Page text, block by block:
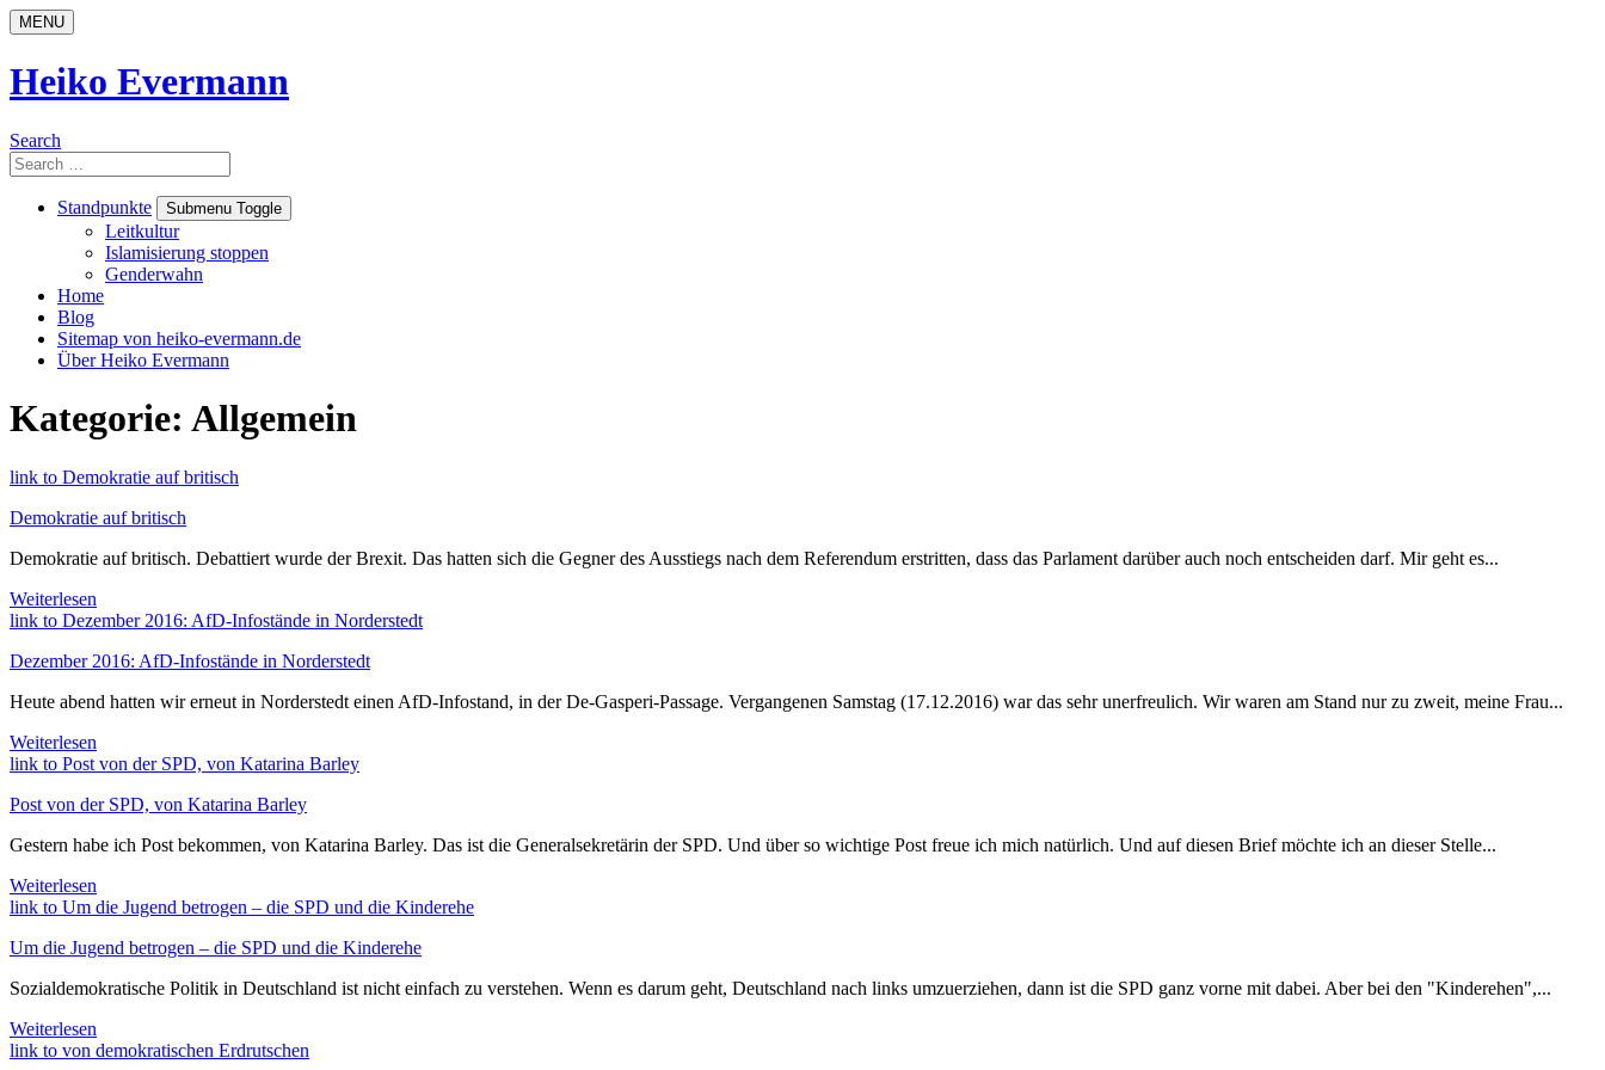
Skip
to
MENU
Heiko Evermann
Search
Search
for:
Standpunkte
Submenu Toggle
Leitkultur
Islamisierung stoppen
Genderwahn
Home
Blog
Sitemap von heiko-evermann.de
Über Heiko Evermann
Kategorie: Allgemein
link to Demokratie auf britisch
Demokratie auf britisch
Demokratie auf britisch. Debattiert wurde der Brexit. Das hatten sich die Gegner des Ausstiegs nach dem Referendum erstritten, dass das Parlament darüber auch noch entscheiden darf. Mir geht es...
Weiterlesen
link to Dezember 2016: AfD-Infostände in Norderstedt
Dezember 2016: AfD-Infostände in Norderstedt
Heute abend hatten wir erneut in Norderstedt einen AfD-Infostand, in der De-Gasperi-Passage. Vergangenen Samstag (17.12.2016) war das sehr unerfreulich. Wir waren am Stand nur zu zweit, meine Frau...
Weiterlesen
link to Post von der SPD, von Katarina Barley
Post von der SPD, von Katarina Barley
Gestern habe ich Post bekommen, von Katarina Barley. Das ist die Generalsekretärin der SPD. Und über so wichtige Post freue ich mich natürlich. Und auf diesen Brief möchte ich an dieser Stelle...
Weiterlesen
link to Um die Jugend betrogen – die SPD und die Kinderehe
Um die Jugend betrogen – die SPD und die Kinderehe
Sozialdemokratische Politik in Deutschland ist nicht einfach zu verstehen. Wenn es darum geht, Deutschland nach links umzuerziehen, dann ist die SPD ganz vorne mit dabei. Aber bei den "Kinderehen",...
Weiterlesen
link to von demokratischen Erdrutschen